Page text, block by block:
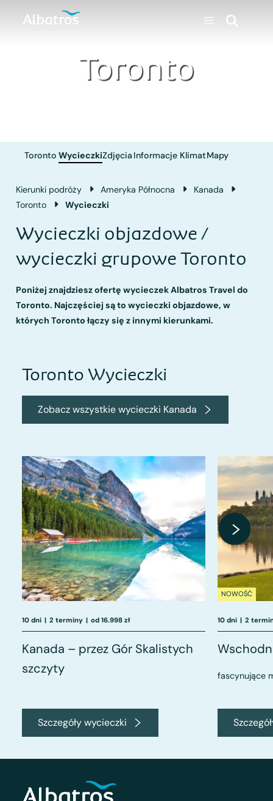
Toronto
Toronto WycieczkiZdjęcia Informacje KlimatMapy
Kierunki podróży Ameryka Północna
Kanada
Toronto
Wycieczki
Wycieczki objazdowe /
wycieczki grupowe Toronto
Poniżej znajdziesz ofertę wycieczek Albatros Travel do
Toronto. Najczęściej są to wycieczki objazdowe, w
których Toronto łączy się z innymi kierunkami.
Toronto Wycieczki
Zobacz wszystkie wycieczki Kanada
10 dni | 2 terminy | od 16.998 zł
Kanada – przez Gór Skalistych
szczyty
Szczegóły wycieczki
NOWOŚĆ
10 dni | 2
fascynujące